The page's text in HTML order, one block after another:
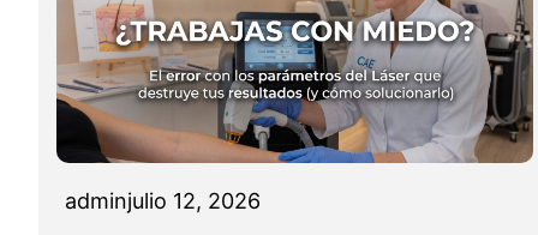
a
l
a
l
H
Y
D
K
adminjulio 12, 2026